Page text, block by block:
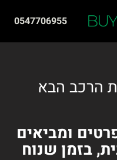
BUY
0547706955
הרכב הבא
ומביאים
בזמן שנוח